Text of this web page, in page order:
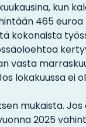
kun
465 euroa
kokonaista
vasta
lokakuussa ei
mukaista. Jos
2025